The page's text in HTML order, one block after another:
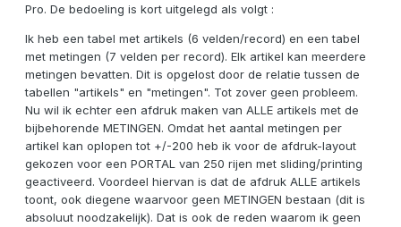
Pro. De bedoeling is kort uitgelegd als volgt :
Ik heb een tabel met artikels (6 velden/record) en een tabel
met metingen (7 velden per record). Elk artikel kan meerdere
metingen bevatten. Dit is opgelost door de relatie tussen de
tabellen "artikels" en "metingen". Tot zover geen probleem.
Nu wil ik echter een afdruk maken van ALLE artikels met de
bijbehorende METINGEN. Omdat het aantal metingen per
artikel kan oplopen tot +/-200 heb ik voor de afdruk-layout
gekozen voor een PORTAL van 250 rijen met sliding/printing
geactiveerd. Voordeel hiervan is dat de afdruk ALLE artikels
toont, ook diegene waarvoor geen METINGEN bestaan (dit is
absoluut noodzakelijk). Dat is ook de reden waarom ik geen